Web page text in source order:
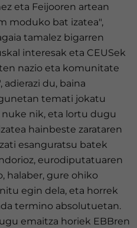
eta Feijooren artean
moduko bat izatea",
tamalez bigarren
interesak eta CEUSek
nazio eta komunitate
du, baina
temati jokatu
nik, eta lortu dugu
hainbeste zarataren
esanguratsu batek
eurodiputatuaren
halaber, gure ohiko
egin dela, eta horrek
termino absolutuetan.
emaitza horiek EBBren